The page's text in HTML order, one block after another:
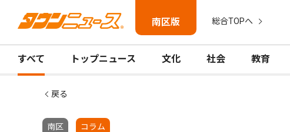
南区版 総合TOPへ
すべて トップニュース 文化 社会 教育
戻る
南区 コラム